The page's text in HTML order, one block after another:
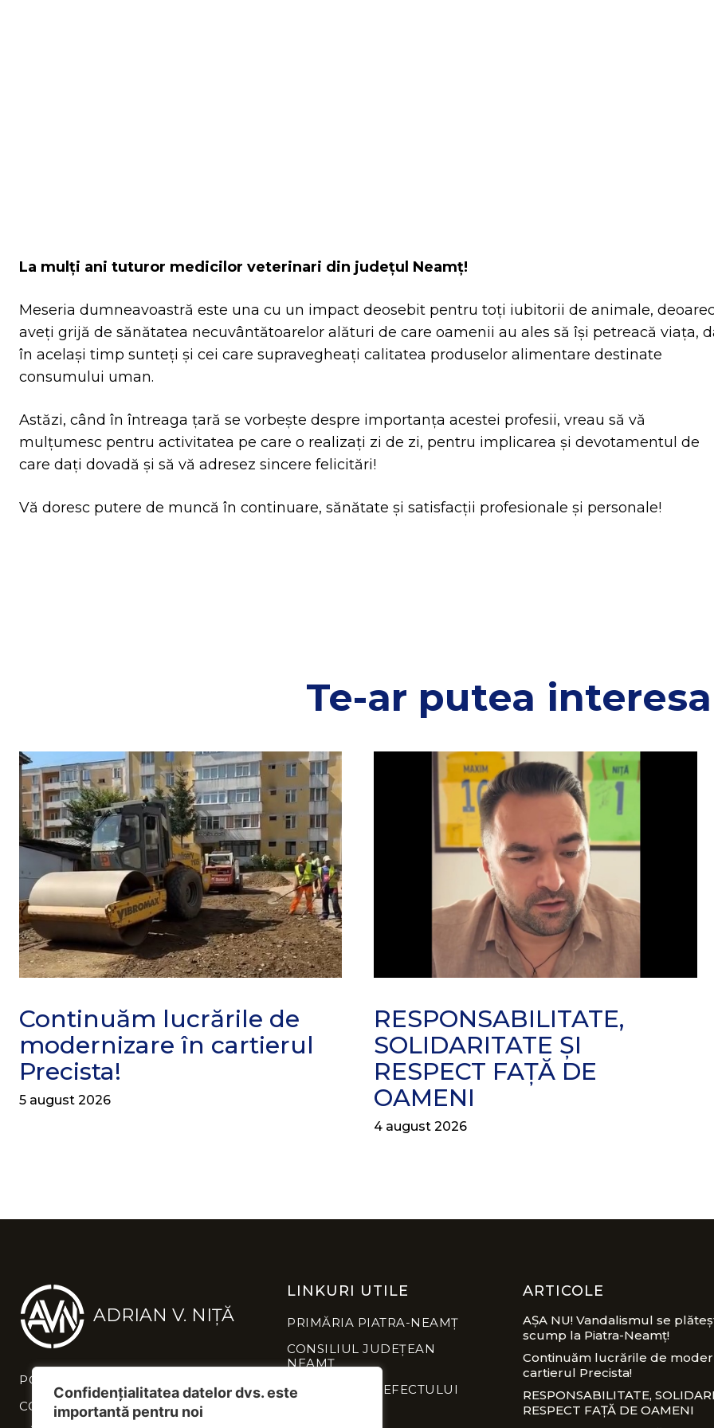
Confidențialitatea datelor dvs. este
importantă pentru noi
La mulți ani tuturor medicilor veterinari din județul Neamț!
Meseria dumneavoastră este una cu un impact deosebit pentru toți iubitorii de animale,
aveți grijă de sănătatea necuvântătoarelor alături de care oamenii au ales să își petreacă viața,
în același timp sunteți și cei care supravegheați calitatea produselor alimentare destinate
consumului uman.
Astăzi, când în întreaga țară se vorbește despre importanța acestei profesii, vreau să vă
mulțumesc pentru activitatea pe care o realizați zi de zi, pentru implicarea și devotamentul de
care dați dovadă și să vă adresez sincere felicitări!
Vă doresc putere de muncă în continuare, sănătate și satisfacții profesionale și personale!
Te-ar putea
Continuăm lucrările de
modernizare în cartierul
Precista!
5 august 2026
RESPONSABILITATE,
SOLIDARITATE ȘI
RESPECT FAȚĂ DE
OAMENI
4 august 2026
ADRIAN V. NIȚĂ
POLITICĂ DE CONFIDENȚIALITATE
CONTACT
LINKURI UTILE
PRIMĂRIA PIATRA-NEAMȚ
CONSILIUL JUDEȚEAN
NEAMȚ
INSTITUȚIA PREFECTULUI
NEAMȚ
ARTICOLE
AȘA NU! Vandalismul se
scump la Piatra-Neamț!
Continuăm lucrările de
cartierul Precista!
RESPONSABILITATE,
RESPECT FAȚĂ DE OAMENI